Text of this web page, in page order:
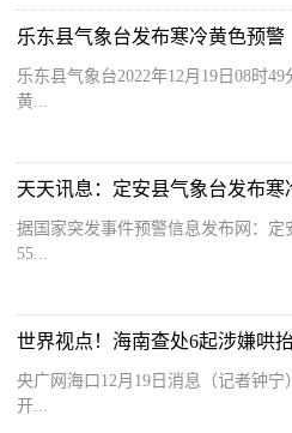
乐东县气象台2022年12月19日08时
黄...
天天讯息：定安县气象台发布
据国家突发事件预警信息发布网：定
55...
世界视点！海南查处6起涉嫌哄
央广网海口12月19日消息（记者钟
开...